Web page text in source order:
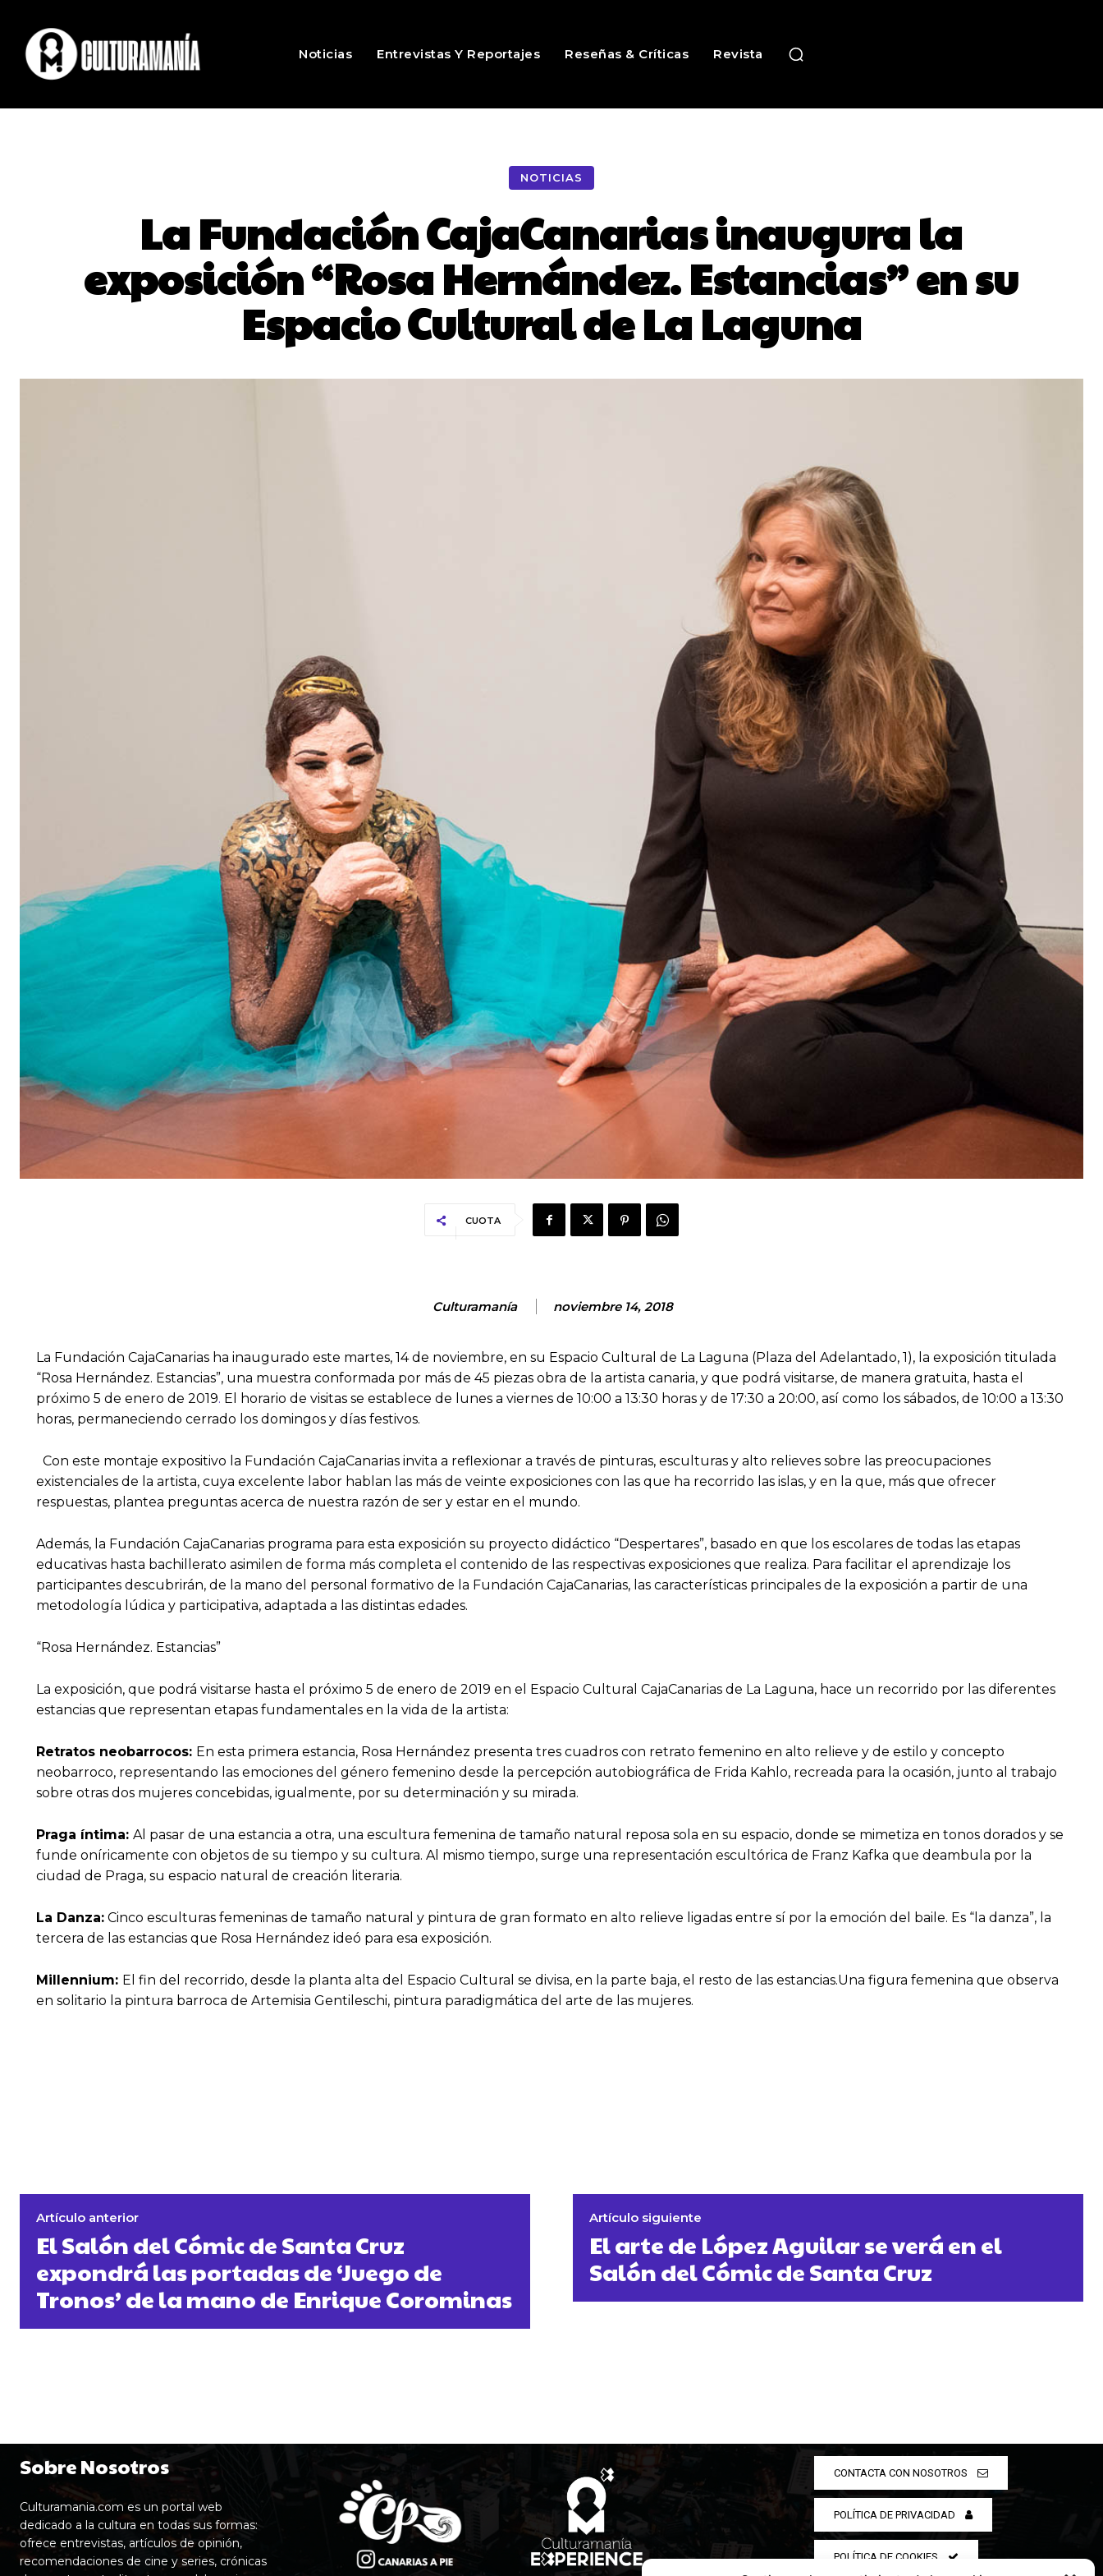
Noticias Entrevistas Y Reportajes Reseñas & Críticas Revista
NOTICIAS
La Fundación CajaCanarias inaugura la
exposición “Rosa Hernández. Estancias” en su
Espacio Cultural de La Laguna
CUOTA
Culturamanía noviembre 14, 2018
La Fundación CajaCanarias ha inaugurado este martes, 14 de noviembre, en su Espacio Cultural de La Laguna (Plaza del Adelantado, 1), la exposición titulada
“Rosa Hernández. Estancias”, una muestra conformada por más de 45 piezas obra de la artista canaria, y que podrá visitarse, de manera gratuita, hasta el
próximo 5 de enero de 2019. El horario de visitas se establece de lunes a viernes de 10:00 a 13:30 horas y de 17:30 a 20:00, así como los sábados, de 10:00 a 13:30
horas, permaneciendo cerrado los domingos y días festivos.
Con este montaje expositivo la Fundación CajaCanarias invita a reflexionar a través de pinturas, esculturas y alto relieves sobre las preocupaciones
existenciales de la artista, cuya excelente labor hablan las más de veinte exposiciones con las que ha recorrido las islas, y en la que, más que ofrecer
respuestas, plantea preguntas acerca de nuestra razón de ser y estar en el mundo.
Además, la Fundación CajaCanarias programa para esta exposición su proyecto didáctico “Despertares”, basado en que los escolares de todas las etapas
educativas hasta bachillerato asimilen de forma más completa el contenido de las respectivas exposiciones que realiza. Para facilitar el aprendizaje los
participantes descubrirán, de la mano del personal formativo de la Fundación CajaCanarias, las características principales de la exposición a partir de una
metodología lúdica y participativa, adaptada a las distintas edades.
“Rosa Hernández. Estancias”
La exposición, que podrá visitarse hasta el próximo 5 de enero de 2019 en el Espacio Cultural CajaCanarias de La Laguna, hace un recorrido por las diferentes
estancias que representan etapas fundamentales en la vida de la artista:
Retratos neobarrocos: En esta primera estancia, Rosa Hernández presenta tres cuadros con retrato femenino en alto relieve y de estilo y concepto
neobarroco, representando las emociones del género femenino desde la percepción autobiográfica de Frida Kahlo, recreada para la ocasión, junto al trabajo
sobre otras dos mujeres concebidas, igualmente, por su determinación y su mirada.
Praga íntima: Al pasar de una estancia a otra, una escultura femenina de tamaño natural reposa sola en su espacio, donde se mimetiza en tonos dorados y se
funde oníricamente con objetos de su tiempo y su cultura. Al mismo tiempo, surge una representación escultórica de Franz Kafka que deambula por la
ciudad de Praga, su espacio natural de creación literaria.
La Danza: Cinco esculturas femeninas de tamaño natural y pintura de gran formato en alto relieve ligadas entre sí por la emoción del baile. Es “la danza”, la
tercera de las estancias que Rosa Hernández ideó para esa exposición.
Millennium: El fin del recorrido, desde la planta alta del Espacio Cultural se divisa, en la parte baja, el resto de las estancias.Una figura femenina que observa
en solitario la pintura barroca de Artemisia Gentileschi, pintura paradigmática del arte de las mujeres.
Artículo anterior
El Salón del Cómic de Santa Cruz
expondrá las portadas de ‘Juego de
Tronos’ de la mano de Enrique Corominas
Artículo siguiente
El arte de López Aguilar se verá en el
Salón del Cómic de Santa Cruz
Sobre Nosotros
Culturamania.com es un portal web
dedicado a la cultura en todas sus formas:
ofrece entrevistas, artículos de opinión,
recomendaciones de cine y series, crónicas
CONTACTA CON NOSOTROS
POLÍTICA DE PRIVACIDAD
POLÍTICA DE COOKIES